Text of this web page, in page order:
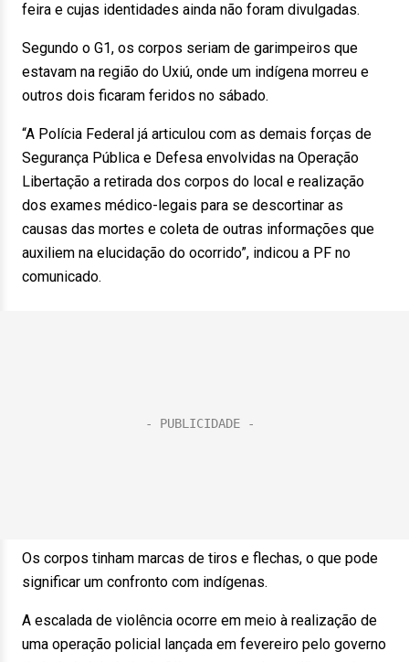
feira e cujas identidades ainda não foram divulgadas.
Segundo o G1, os corpos seriam de garimpeiros que
estavam na região do Uxiú, onde um indígena morreu e
outros dois ficaram feridos no sábado.
“A Polícia Federal já articulou com as demais forças de
Segurança Pública e Defesa envolvidas na Operação
Libertação a retirada dos corpos do local e realização
dos exames médico-legais para se descortinar as
causas das mortes e coleta de outras informações que
auxiliem na elucidação do ocorrido”, indicou a PF no
comunicado.
Os corpos tinham marcas de tiros e flechas, o que pode
significar um confronto com indígenas.
A escalada de violência ocorre em meio à realização de
uma operação policial lançada em fevereiro pelo governo